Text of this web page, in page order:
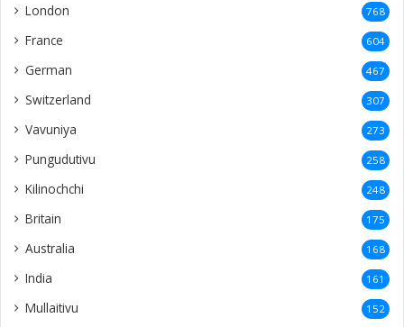
London 768
France 604
German 467
Switzerland 307
Vavuniya 273
Pungudutivu 258
Kilinochchi 248
Britain 175
Australia 168
India 161
Mullaitivu 152